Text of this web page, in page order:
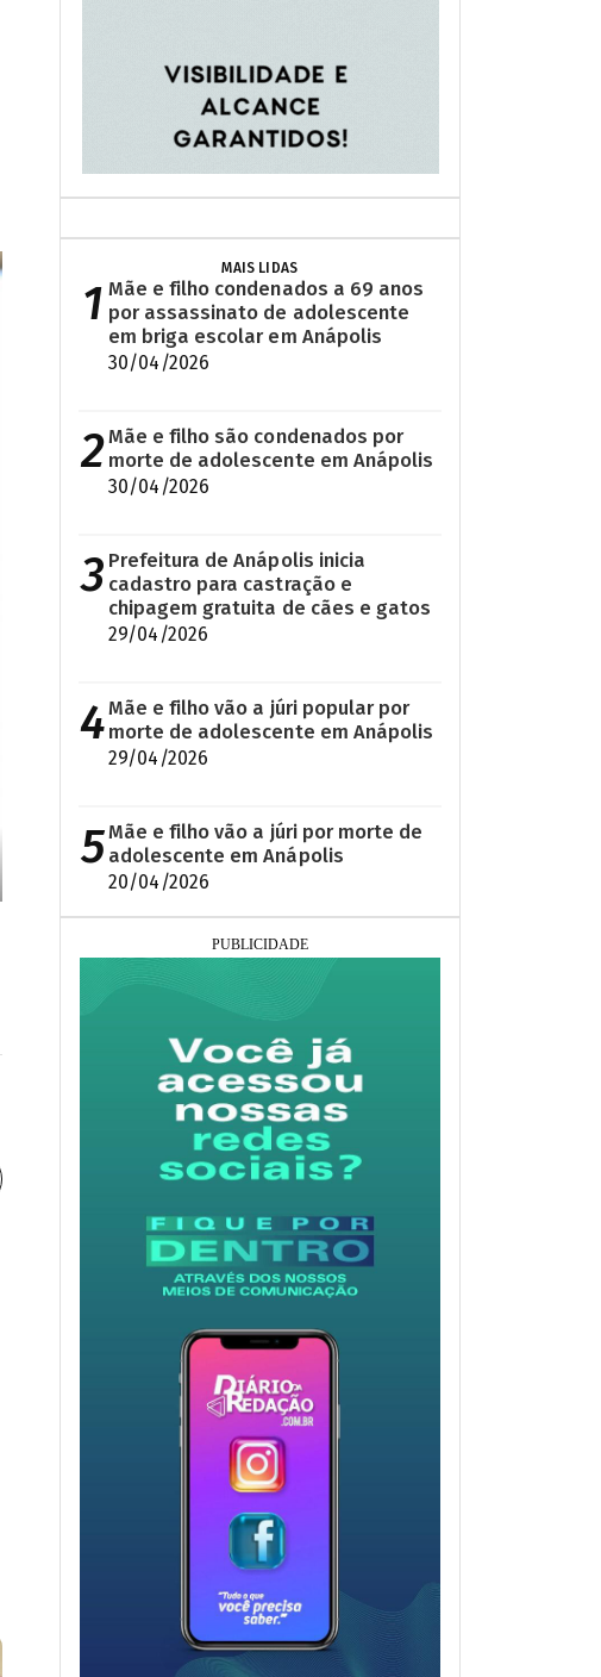
MAIS LIDAS
1 Mãe e filho condenados a 69 anos
por assassinato de adolescente
em briga escolar em Anápolis
30/04/2026
2Mãe e filho são condenados por
morte de adolescente em Anápolis
30/04/2026
3 Prefeitura de Anápolis inicia
cadastro para castração e
chipagem gratuita de cães e gatos
29/04/2026
4Mãe e filho vão a júri popular por
morte de adolescente em Anápolis
29/04/2026
5Mãe e filho vão a júri por morte de
adolescente em Anápolis
20/04/2026